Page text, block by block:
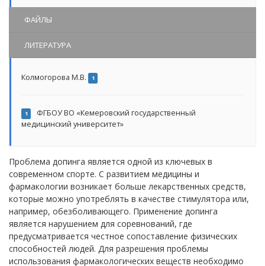
ФАЙЛЫ
ЛИТЕРАТУРА
Колмогорова М.В. 1
1
ФГБОУ ВО «Кемеровский государственный
медицинский университет»
Проблема допинга является одной из ключевых в
современном спорте. С развитием медицины и
фармакологии возникает больше лекарственных средств,
которые можно употреблять в качестве стимулятора или,
например, обезболивающего. Применение допинга
является нарушением для соревнований, где
предусматривается честное сопоставление физических
способностей людей. Для разрешения проблемы
использования фармакологических веществ необходимо